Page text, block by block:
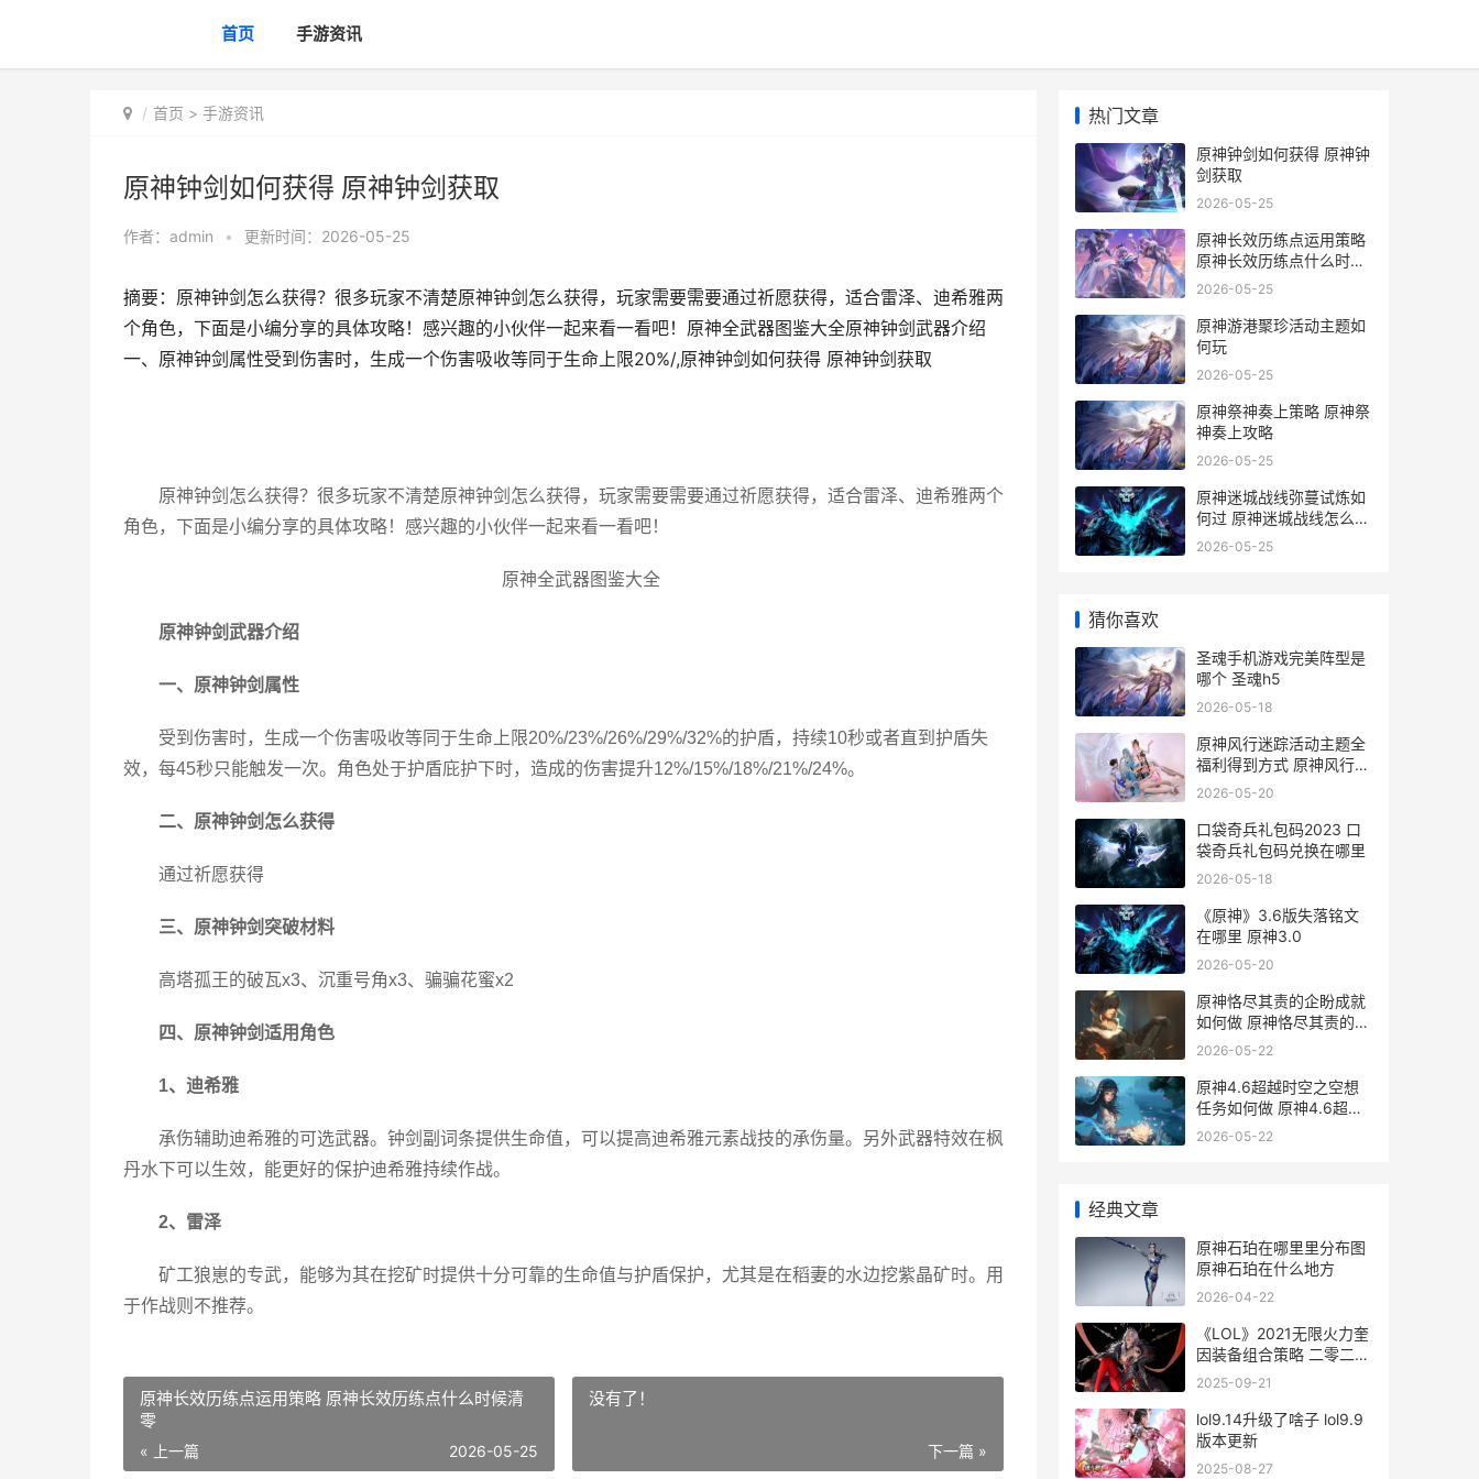
首页 手游资讯
首页 > 手游资讯
原神钟剑如何获得 原神钟剑获取
作者： admin • 更新时间：2026-05-25
摘要：原神钟剑怎么获得？很多玩家不清楚原神钟剑怎么获得，玩家需要需要通过祈愿获得，适合雷泽、迪希雅两
个角色，下面是小编分享的具体攻略！感兴趣的小伙伴一起来看一看吧！原神全武器图鉴大全原神钟剑武器介绍
一、原神钟剑属性受到伤害时，生成一个伤害吸收等同于生命上限20%/,原神钟剑如何获得 原神钟剑获取
原神钟剑怎么获得？很多玩家不清楚原神钟剑怎么获得，玩家需要需要通过祈愿获得，适合雷泽、迪希雅两个
角色，下面是小编分享的具体攻略！感兴趣的小伙伴一起来看一看吧！
原神全武器图鉴大全
原神钟剑武器介绍
一、原神钟剑属性
受到伤害时，生成一个伤害吸收等同于生命上限20%/23%/26%/29%/32%的护盾，持续10秒或者直到护盾失
效，每45秒只能触发一次。角色处于护盾庇护下时，造成的伤害提升12%/15%/18%/21%/24%。
二、原神钟剑怎么获得
通过祈愿获得
三、原神钟剑突破材料
高塔孤王的破瓦x3、沉重号角x3、骗骗花蜜x2
四、原神钟剑适用角色
1、迪希雅
承伤辅助迪希雅的可选武器。钟剑副词条提供生命值，可以提高迪希雅元素战技的承伤量。另外武器特效在枫
丹水下可以生效，能更好的保护迪希雅持续作战。
2、雷泽
矿工狼崽的专武，能够为其在挖矿时提供十分可靠的生命值与护盾保护，尤其是在稻妻的水边挖紫晶矿时。用
于作战则不推荐。
原神长效历练点运用策略 原神长效历练点什么时候清
零
« 上一篇 2026-05-25
没有了！
下一篇 »
热门文章
原神钟剑如何获得 原神钟
剑获取
2026-05-25
原神长效历练点运用策略
原神长效历练点什么时候
清零
2026-05-25
原神游港聚珍活动主题如
何玩
2026-05-25
原神祭神奏上策略 原神祭
神奏上攻略
2026-05-25
原神迷城战线弥蔓试炼如
何过 原神迷城战线怎么激
活符文
2026-05-25
猜你喜欢
圣魂手机游戏完美阵型是
哪个 圣魂h5
2026-05-18
原神风行迷踪活动主题全
福利得到方式 原神风行迷
踪活动一共有几次
2026-05-20
口袋奇兵礼包码2023 口
袋奇兵礼包码兑换在哪里
2026-05-18
《原神》3.6版失落铭文
在哪里 原神3.0
2026-05-20
原神恪尽其责的企盼成就
如何做 原神恪尽其责的句
子
2026-05-22
原神4.6超越时空之空想
任务如何做 原神4.6超越
时空之空想
2026-05-22
经典文章
原神石珀在哪里里分布图
原神石珀在什么地方
2026-04-22
《LOL》2021无限火力奎
因装备组合策略 二零二一
年英雄联盟无限火力
2025-09-21
lol9.14升级了啥子 lol9.9
版本更新
2025-08-27